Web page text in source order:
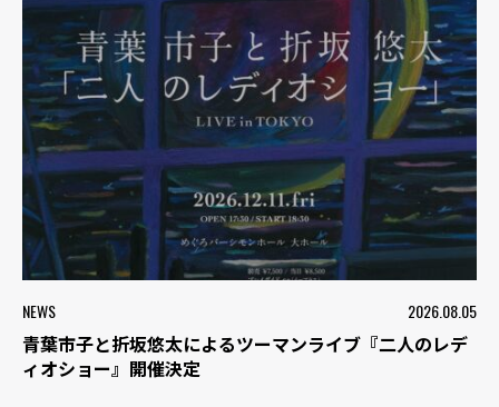
NEWS 2026.08.05
青葉市子と折坂悠太によるツーマンライブ『二人のレデ
ィオショー』開催決定